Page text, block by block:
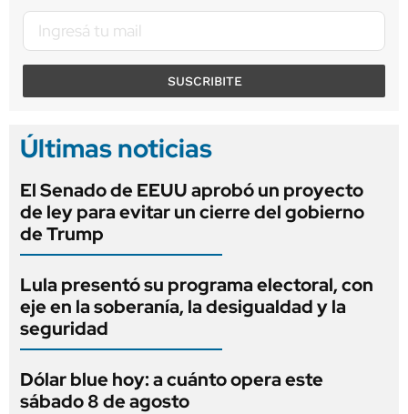
SUSCRIBITE
Últimas noticias
El Senado de EEUU aprobó un proyecto
de ley para evitar un cierre del gobierno
de Trump
Lula presentó su programa electoral, con
eje en la soberanía, la desigualdad y la
seguridad
Dólar blue hoy: a cuánto opera este
sábado 8 de agosto